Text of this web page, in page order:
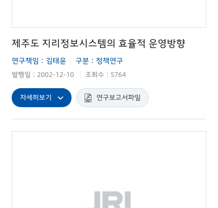
제주도 지리정보시스템의 효율적 운영방향
연구책임 : 김태윤 구분 : 정책연구
발행일 : 2002-12-10 조회수 : 5764
자세히보기 연구보고서파일